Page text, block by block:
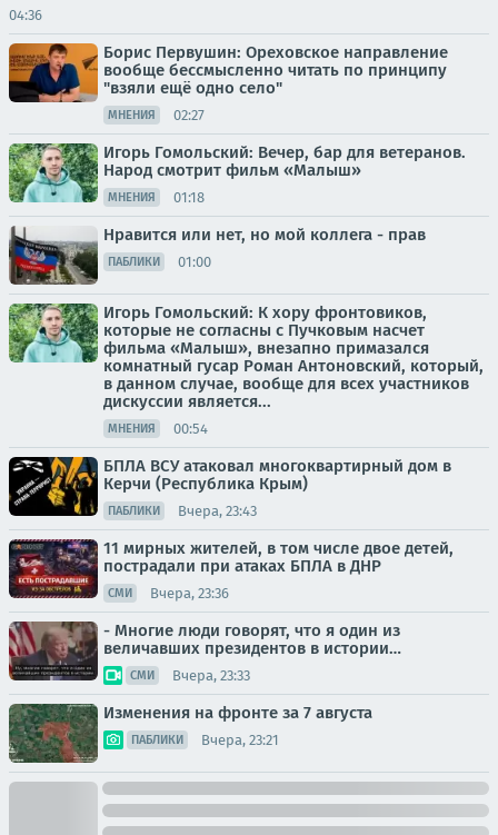
04:36
Борис Первушин: Ореховское направление
вообще бессмысленно читать по принципу
"взяли ещё одно село"
МНЕНИЯ 02:27
Игорь Гомольский: Вечер, бар для ветеранов.
Народ смотрит фильм «Малыш»
МНЕНИЯ 01:18
Нравится или нет, но мой коллега - прав
ПАБЛИКИ 01:00
Игорь Гомольский: К хору фронтовиков,
которые не согласны с Пучковым насчет
фильма «Малыш», внезапно примазался
комнатный гусар Роман Антоновский, который,
в данном случае, вообще для всех участников
дискуссии является...
МНЕНИЯ 00:54
БПЛА ВСУ атаковал многоквартирный дом в
Керчи (Республика Крым)
ПАБЛИКИ Вчера, 23:43
11 мирных жителей, в том числе двое детей,
пострадали при атаках БПЛА в ДНР
СМИ Вчера, 23:36
- Многие люди говорят, что я один из
величавших президентов в истории…
СМИ Вчера, 23:33
Изменения на фронте за 7 августа
ПАБЛИКИ Вчера, 23:21